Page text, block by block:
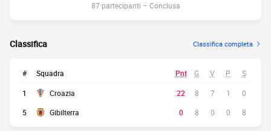
87 partecipanti – Conclusa
Classifica Classifica completa
# Squadra Pnt G V P S
1 Croazia 22 8 7 1
0
5
Gibilterra 0 8 0 0 8